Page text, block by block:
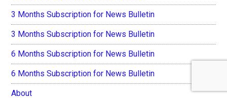
3 Months Subscription for News Bulletin
3 Months Subscription for News Bulletin
6 Months Subscription for News Bulletin
6 Months Subscription for News Bulletin
About